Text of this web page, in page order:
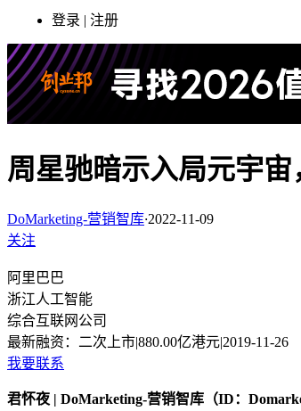
登录 | 注册
周星驰暗示入局元宇宙
DoMarketing-营销智库·2022-11-09
关注
阿里巴巴
浙江人工智能
综合互联网公司
最新融资： 二次上市|880.00亿港元|2019-11-26
我要联系
君怀夜 | DoMarketing-营销智库（ID：